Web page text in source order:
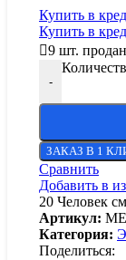
Купить в
Купить в
9 шт.
-
ЗАКАЗ В 1
Сравнить
Добавить в
20 Человек
Артикул:
Категория:
Поделиться: